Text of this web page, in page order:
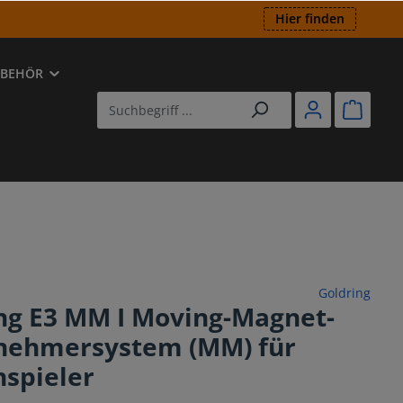
Hier finden
Goldring
E3 MM I Moving-Magnet-
(MM) für